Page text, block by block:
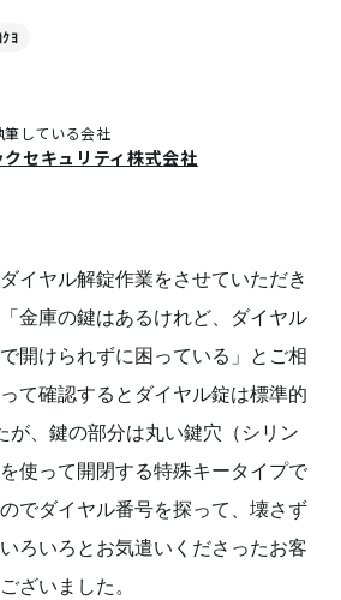
ﾖ
筆している会社
セキュリティ株式会社
イヤル解錠作業をさせていただき
金庫の鍵はあるけれど、ダイヤル
開けられずに困っている」とご相
て確認するとダイヤル錠は標準的
が、鍵の部分は丸い鍵穴（シリン
使って開閉する特殊キータイプで
でダイヤル番号を探って、壊さず
ろいろとお気遣いくださったお客
ざいました。